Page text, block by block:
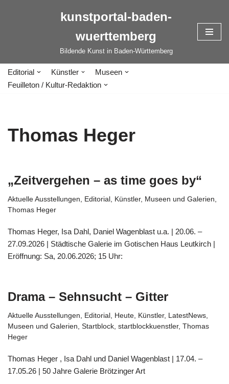
kunstportal-baden-
wuerttemberg
Bildende Kunst in Baden-Württemberg
Editorial Künstler
Museen
Feuilleton / Kultur-Redaktion
Thomas Heger
„Zeitvergehen – as time goes by“
Aktuelle Ausstellungen, Editorial , Künstler, Museen und Galerien,
Thomas Heger
Thomas Heger, Isa Dahl, Daniel Wagenblast u.a. | 20.06. –
27.09.2026 | Städtische Galerie im Gotischen Haus Leutkirch |
Eröffnung: Sa, 20.06.2026; 15 Uhr:
Drama – Sehnsucht – Gitter
Aktuelle Ausstellungen, Editorial , Heute, Künstler, LatestNews,
Museen und Galerien, Startblock, startblockkuenstler, Thomas
Heger
Thomas Heger , Isa Dahl und Daniel Wagenblast | 17.04. –
17.05.26 | 50 Jahre Galerie Brötzinger Art